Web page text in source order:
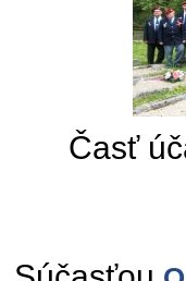
Časť